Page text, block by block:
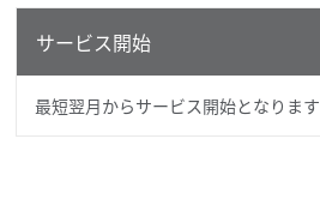
サービス開始
最短翌月からサービス開始となります